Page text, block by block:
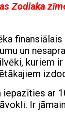
Zodiaka
un
kuriem
iepazīties ar
Ir